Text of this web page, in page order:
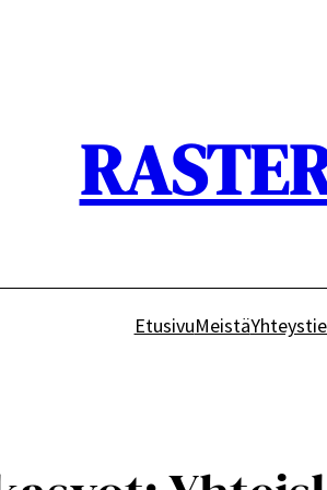
EtusivuMeistä